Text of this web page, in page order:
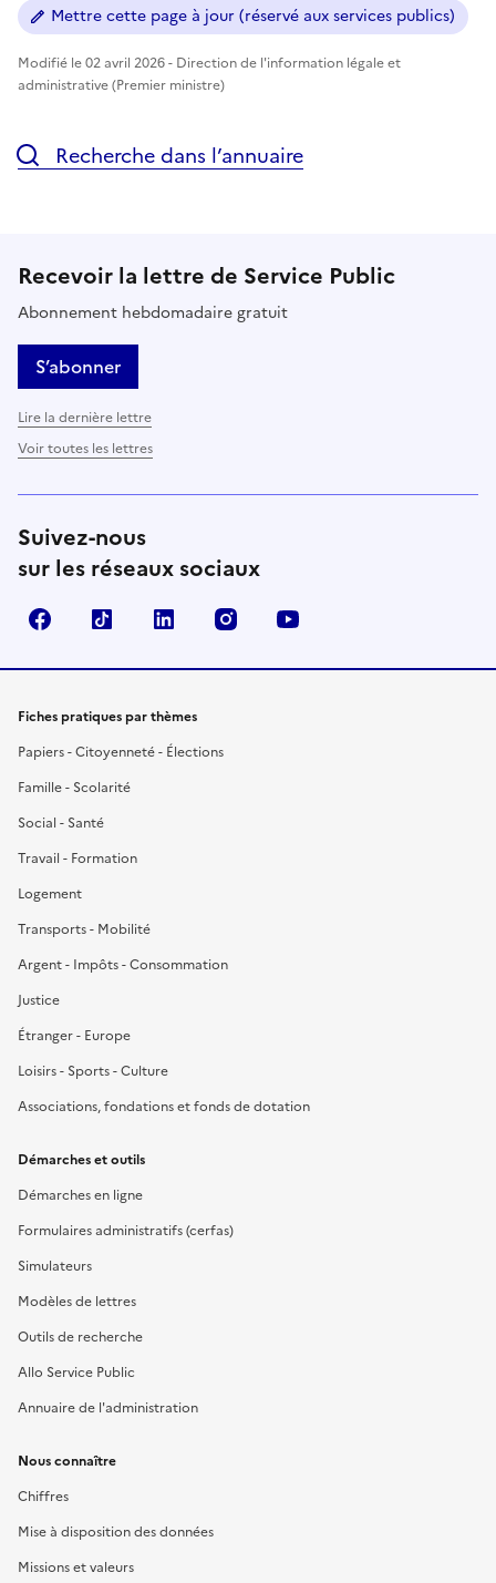
Mettre cette page à jour (réservé aux services publics)
Modifié le 02 avril 2026 - Direction de l'information légale et
administrative (Premier ministre)
Recherche dans l’annuaire
Recevoir la lettre de Service Public
Abonnement hebdomadaire gratuit
S’abonner
Lire la dernière lettre
Voir toutes les lettres
Suivez-nous
sur les réseaux sociaux
FacebookTikTok LinkedIn Instagram
Fiches pratiques par thèmes
Papiers - Citoyenneté - Élections
Famille - Scolarité
Social - Santé
Travail - Formation
Logement
Transports - Mobilité
Argent - Impôts - Consommation
Justice
Étranger - Europe
Loisirs - Sports - Culture
Associations, fondations et fonds de dotation
Démarches et outils
Démarches en ligne
Formulaires administratifs (cerfas)
Simulateurs
Modèles de lettres
Outils de recherche
Allo Service Public
Annuaire de l'administration
Nous connaître
Chiffres
Mise à disposition des données
Missions et valeurs